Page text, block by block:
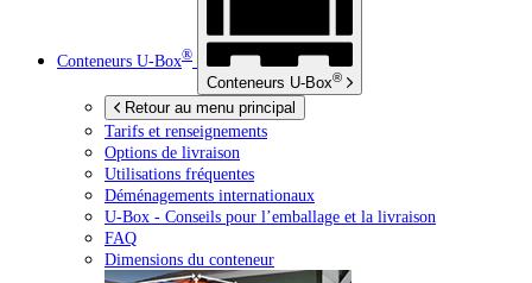
Conteneurs U-Box®
Conteneurs U-Box®
Retour au menu principal
Tarifs et renseignements
Options de livraison
Utilisations fréquentes
Déménagements internationaux
U-Box - Conseils pour l’emballage et la livraison
FAQ
Dimensions du conteneur